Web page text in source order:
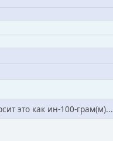
это как ин-100-грам(м)...